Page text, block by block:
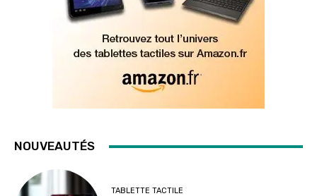
NOUVEAUTÉS
TABLETTE TACTILE